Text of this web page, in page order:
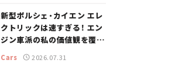
新型ポルシェ・カイエン エレ
クトリックは速すぎる！ エン
ジン車派の私の価値観を覆し
た、新しいポルシェの走り。
Cars 2026.07.31